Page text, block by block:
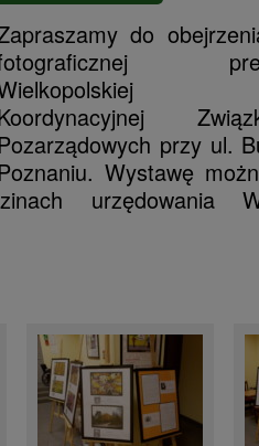
do
przy ul.
Wystawę
urzędowania